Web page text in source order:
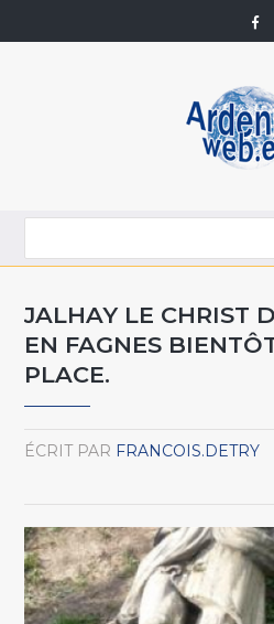
JALHAY LE CHRIST
EN FAGNES
PLACE.
ÉCRIT PAR FRANCOIS.DETRY